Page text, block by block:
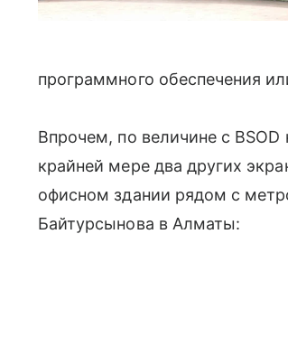
программного обеспечения
Впрочем, по величине с
крайней мере два других
офисном здании рядом с
Байтурсынова в Алматы: